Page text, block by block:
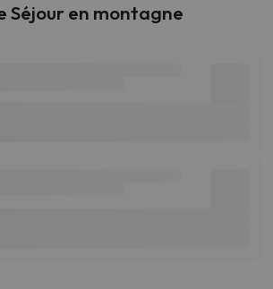
Séjour en montagne